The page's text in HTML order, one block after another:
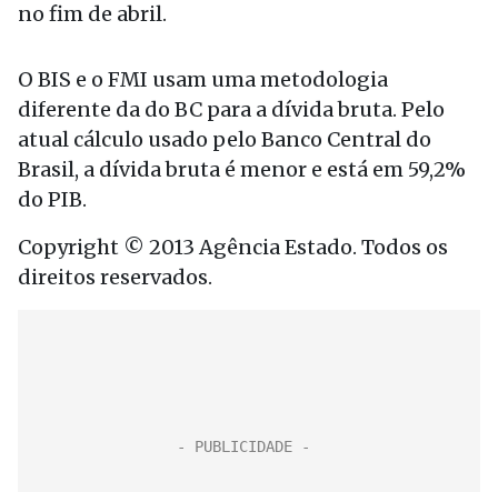
no fim de abril.
O BIS e o FMI usam uma metodologia
diferente da do BC para a dívida bruta. Pelo
atual cálculo usado pelo Banco Central do
Brasil, a dívida bruta é menor e está em 59,2%
do PIB.
Copyright © 2013 Agência Estado. Todos os
direitos reservados.